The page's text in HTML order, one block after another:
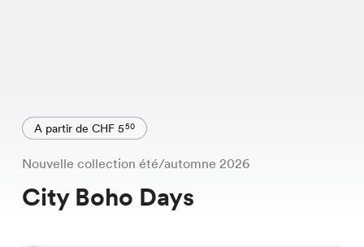
A partir de CHF 550
Nouvelle collection été/automne 2026
City Boho Days